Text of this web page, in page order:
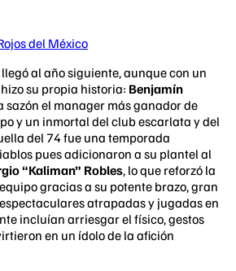
del México
al año siguiente, aunque con un
su propia historia: Benjamín
sazón el manager más ganador de
y un inmortal del club escarlata y del
del 74 fue una temporada
pues adicionaron a su plantel al
“Kaliman” Robles, lo que reforzó la
gracias a su potente brazo, gran
atrapadas y jugadas en
incluían arriesgar el físico, gestos
en un ídolo de la afición